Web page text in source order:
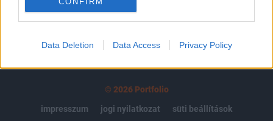
Data Deletion Data Access Privacy Policy
© 2026 Portfolio
impresszum
jogi nyilatkozat süti beállítások